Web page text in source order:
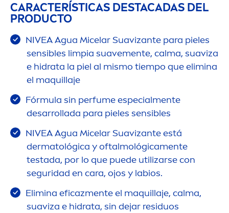
CARACTERÍSTICAS DESTACADAS DEL
PRODUCTO
NIVEAAgua Micelar Suavizante para pieles
sensibles limpia suavemente, calma, suaviza
e hidrata la piel al mismo tiempo que elimina
el maquillaje
Fórmula sin perfume especialmente
desarrollada para pieles sensibles
NIVEAAgua Micelar Suavizante está
dermatológica y oftalmológicamente
testada, por lo que puede utilizarse con
seguridad en cara, ojos y labios.
Elimina eficazmente el maquillaje, calma,
suaviza e hidrata, sin dejar residuos